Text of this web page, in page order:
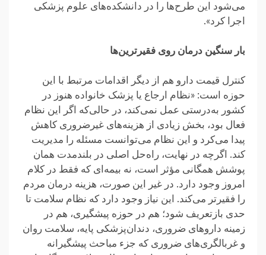
می‌شود این طرح‌ها را در دانشکده‌های علوم پزشکی
اجرا کرد».
بار سنگین درمان روی فقیرترین‌ها
کنترل قیمت دارو هم از دیگر اقدامات مرتبط با این
حوزه است: «نظام ارجاع یا پزشک خانواده هنوز در
کشور به‌درستی عمل نمی‌کند، در حالی‌که اگر این نظام
فعال بود، بخش زیادی از هزینه‌های غیرضروری کاهش
پیدا می‌کرد و این نظام می‌توانست مسئله را مدیریت
کند. اگرچه در نهایت، راه‌حل اصلی در بلندمدت همان
پوشش همگانی مؤثر است، نه بیمه‌ای که فقط در کلام
امروز وجود دارد. در غیر این صورت، هزینه درمان مردم
را فقیرتر می‌کند. این نیاز وجود دارد که نظام سلامت تا
حدی بازتعریف شود؛ هم در حوزه پیشگیری، هم در
زمینه داروهای ضروری، دندان‌پزشکی پایه، سلامت روان
و غربالگری‌های ضروری که جزء مباحث پیشگیرانه